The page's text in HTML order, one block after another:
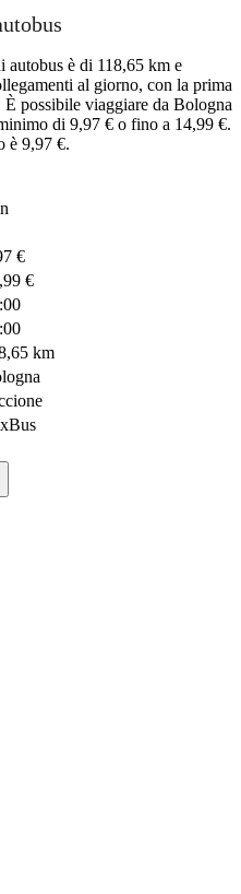
è di 118,65 km e
al giorno, con la prima
possibile viaggiare da Bologna
di 9,97 € o fino a 14,99 €.
è 9,97 €.
€
€
km
©CARTO